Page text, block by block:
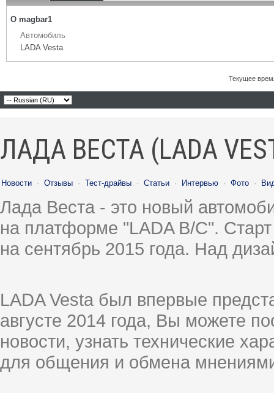
О magbar1
Автомобиль
LADA Vesta
Текущее
ЛАДА ВЕСТА (LADA
Новости · Отзывы · Тест-драйвы · Статьи · Интервью · Фото ·
Лада Веста - это новый
на платформе "LADA B/C".
на сентябрь 2015 года. Над
LADA Vesta был впервые
августе 2014 года, Вы можете
новости, узнать технические
для общения и обмена